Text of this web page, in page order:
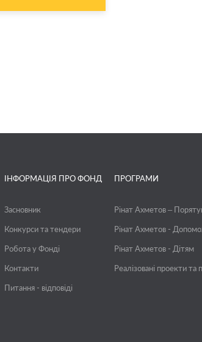
ІНФОРМАЦІЯ ПРО ФОНД
Засновник
Конкурси та тендери
Робота у Фонді
Контакти
Питання - відповіді
ПРОГРАМИ
Рінат Ахметов –
Рінат Ахметов -
Рінат Ахметов - Дітям
Реалізовані проекти та